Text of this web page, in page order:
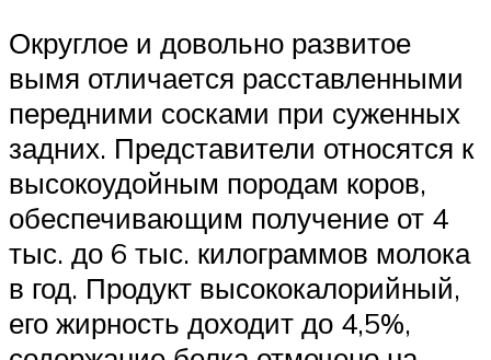
Округлое и довольно развитое
вымя отличается расставленными
передними сосками при суженных
задних. Представители относятся к
высокоудойным породам коров,
обеспечивающим получение от 4
тыс. до 6 тыс. килограммов молока
в год. Продукт высококалорийный,
его жирность доходит до 4,5%,